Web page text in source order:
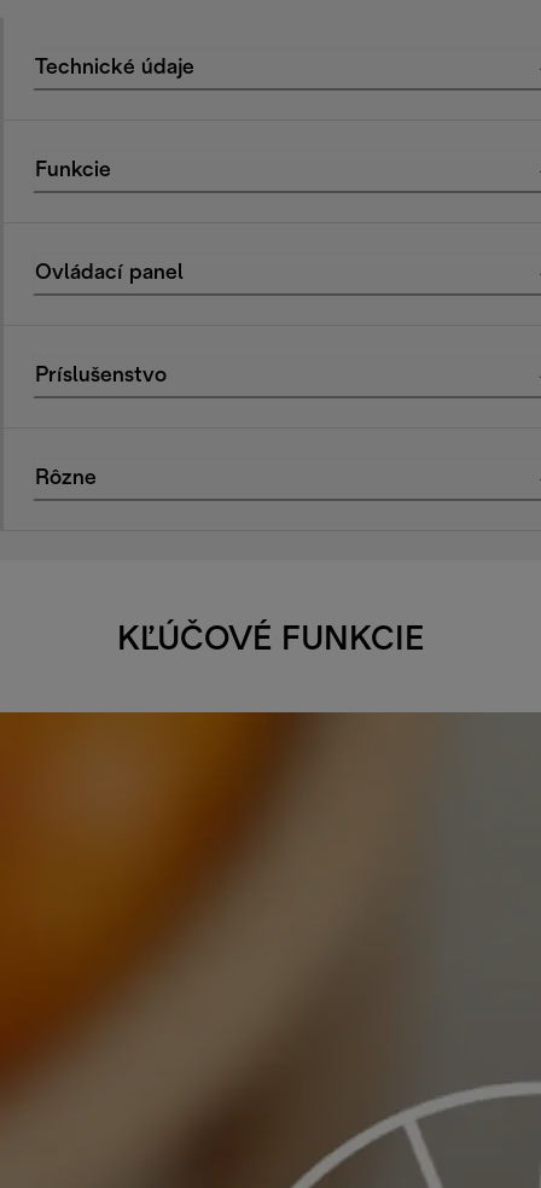
Technické údaje
Funkcie
Ovládací panel
Príslušenstvo
Rôzne
KĽÚČOVÉ FUNKCIE